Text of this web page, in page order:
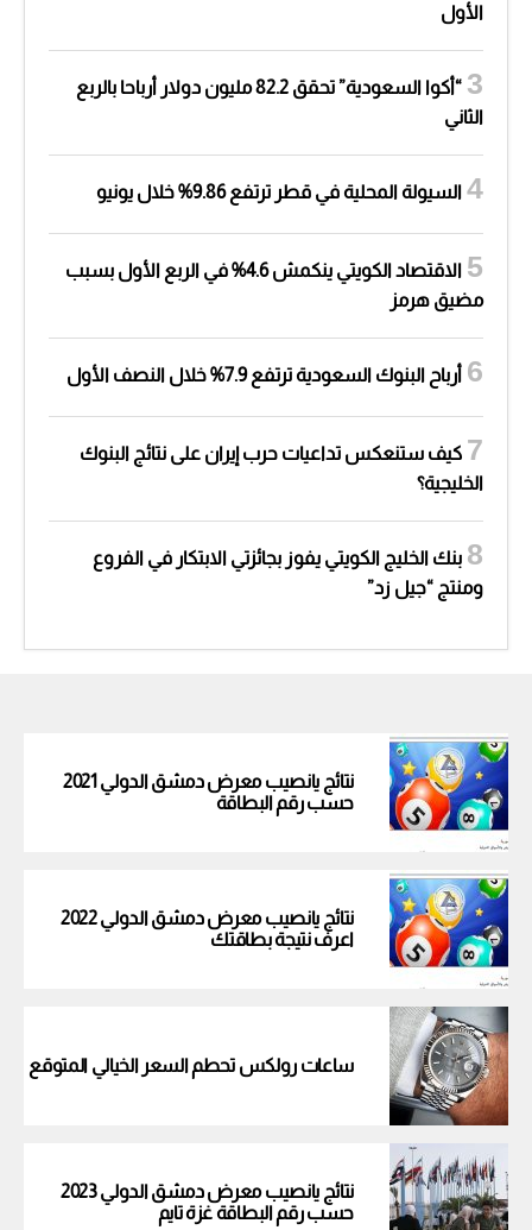
الأول
“أكوا السعودية” تحقق 82.2 مليون دولار أرباحا بالربع
الثاني
السيولة المحلية في قطر ترتفع 9.86% خلال يونيو
الاقتصاد الكويتي ينكمش 4.6% في الربع الأول بسبب
مضيق هرمز
أرباح البنوك السعودية ترتفع 7.9% خلال النصف الأول
كيف ستنعكس تداعيات حرب إيران على نتائج البنوك
الخليجية؟
بنك الخليج الكويتي يفوز بجائزتي الابتكار في الفروع
ومنتج “جيل زد”
نتائج يانصيب معرض دمشق الدولي 2021
حسب رقم البطاقة
نتائج يانصيب معرض دمشق الدولي 2022
اعرف نتيجة بطاقتك
ساعات رولكس تحطم السعر الخيالي المتوقع
نتائج يانصيب معرض دمشق الدولي 2023
حسب رقم البطاقة غزة تايم